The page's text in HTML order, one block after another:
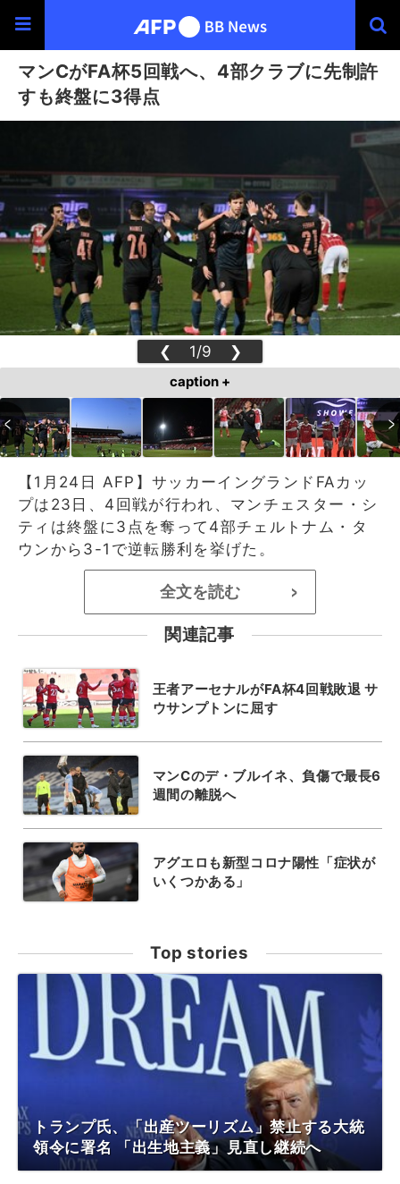
マンCがFA杯5回戦へ、4部クラブに先制許
すも終盤に3得点
❮ 1/9 ❯
caption +
【1月24日 AFP】サッカーイングランドFAカッ
プは23日、4回戦が行われ、マンチェスター・シ
ティは終盤に3点を奪って4部チェルトナム・タ
ウンから3-1で逆転勝利を挙げた。
全文を読む >
関連記事
王者アーセナルがFA杯4回戦敗退 サ
ウサンプトンに屈す
マンCのデ・ブルイネ、負傷で最長6
週間の離脱へ
アグエロも新型コロナ陽性「症状が
いくつかある」
Top stories
トランプ氏、「出産ツーリズム」禁止する大統
領令に署名 「出生地主義」見直し継続へ